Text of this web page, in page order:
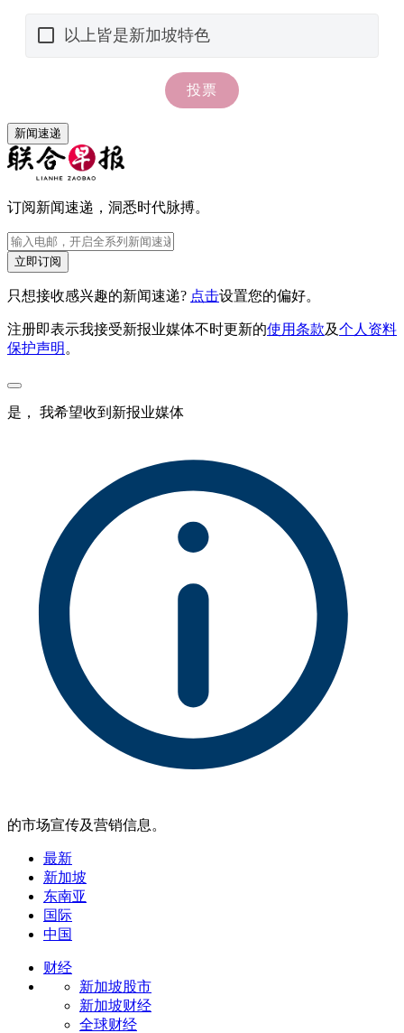
新闻速递
订阅新闻速递，洞悉时代脉搏。
立即订阅
只想接收感兴趣的新闻速递? 点击设置您的偏好。
注册即表示我接受新报业媒体不时更新的使用条款及个人资料
保护声明 。
是， 我希望收到新报业媒体
的市场宣传及营销信息。
最新
新加坡
东南亚
国际
中国
财经
新加坡股市
新加坡财经
全球财经